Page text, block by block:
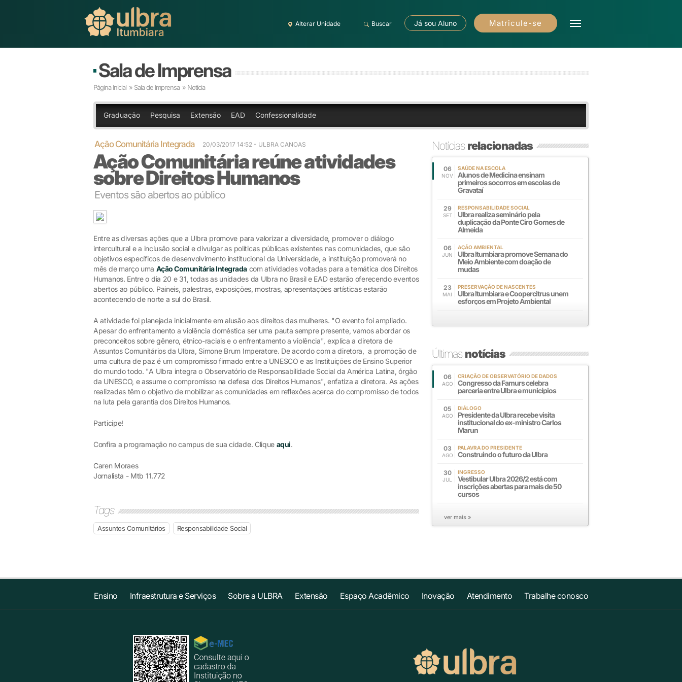
Alterar Unidade Buscar Já sou Aluno Matricule-se
Sala de Imprensa
Página Inicial » Sala de Imprensa » Notícia
Graduação Pesquisa Extensão EAD Confessionalidade
Ação Comunitária Integrada 20/03/2017 14:52 - ULBRA CANOAS
Ação Comunitária reúne atividades
sobre Direitos Humanos
Eventos são abertos ao público
Entre as diversas ações que a Ulbra promove para valorizar a diversidade, promover o diálogo
intercultural e a inclusão social e divulgar as políticas públicas existentes nas comunidades, que são
objetivos específicos de desenvolvimento institucional da Universidade, a instituição promoverá no
mês de março uma Ação Comunitária Integradacom atividades voltadas para a temática dos Direitos
Humanos. Entre o dia 20 e 31, todas as unidades da Ulbra no Brasil e EAD estarão oferecendo eventos
abertos ao público. Paineis, palestras, exposições, mostras, apresentações artísticas estarão
acontecendo de norte a sul do Brasil.
A atividade foi planejada inicialmente em alusão aos direitos das mulheres. "O evento foi ampliado.
Apesar do enfrentamento a violência doméstica ser uma pauta sempre presente, vamos abordar os
preconceitos sobre gênero, étnico-raciais e o enfrentamento a violência", explica a diretora de
Assuntos Comunitários da Ulbra, Simone Brum Imperatore. De acordo com a diretora, a promoção de
uma cultura de paz é um compromisso firmado entre a UNESCO e as Instituições de Ensino Superior
do mundo todo. "A Ulbra integra o Observatório de Responsabilidade Social da América Latina, órgão
da UNESCO, e assume o compromisso na defesa dos Direitos Humanos", enfatiza a diretora. As ações
realizadas têm o objetivo de mobilizar as comunidades em reflexões acerca do compromisso de todos
na luta pela garantia dos Direitos Humanos.
Participe!
Confira a programação no campus de sua cidade. Clique aqui.
Caren Moraes
Jornalista - Mtb 11.772
Tags
Assuntos Comunitários Responsabilidade Social
Notíciasrelacionadas
06
NOV
SAÚDE NA ESCOLA
Alunos de Medicina ensinam
primeiros socorros em escolas de
Gravataí
29
SET
RESPONSABILIDADE SOCIAL
Ulbra realiza seminário pela
duplicação da Ponte Ciro Gomes de
Almeida
06
JUN
AÇÃO AMBIENTAL
Ulbra Itumbiara promove Semana do
Meio Ambiente com doação de
mudas
23
MAI
PRESERVAÇÃO DE NASCENTES
Ulbra Itumbiara e Coopercitrus unem
esforços em Projeto Ambiental
Últimasnotícias
06
AGO
CRIAÇÃO DE OBSERVATÓRIO DE DADOS
Congresso da Famurs celebra
parceria entre Ulbra e municípios
05
AGO
DIÁLOGO
Presidente da Ulbra recebe visita
institucional do ex-ministro Carlos
Marun
03
AGO
PALAVRA DO PRESIDENTE
Construindo o futuro da Ulbra
30
JUL
INGRESSO
Vestibular Ulbra 2026/2 está com
inscrições abertas para mais de 50
cursos
ver mais »
Ensino Infraestrutura e Serviços Sobre a ULBRA Extensão Espaço Acadêmico Inovação Atendimento Trabalhe conosco